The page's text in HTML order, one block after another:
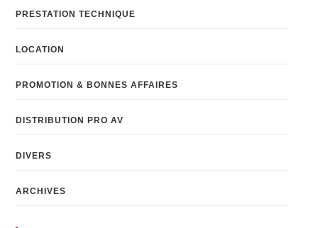
PRESTATION TECHNIQUE
LOCATION
PROMOTION & BONNES AFFAIRES
DISTRIBUTION PRO AV
DIVERS
ARCHIVES